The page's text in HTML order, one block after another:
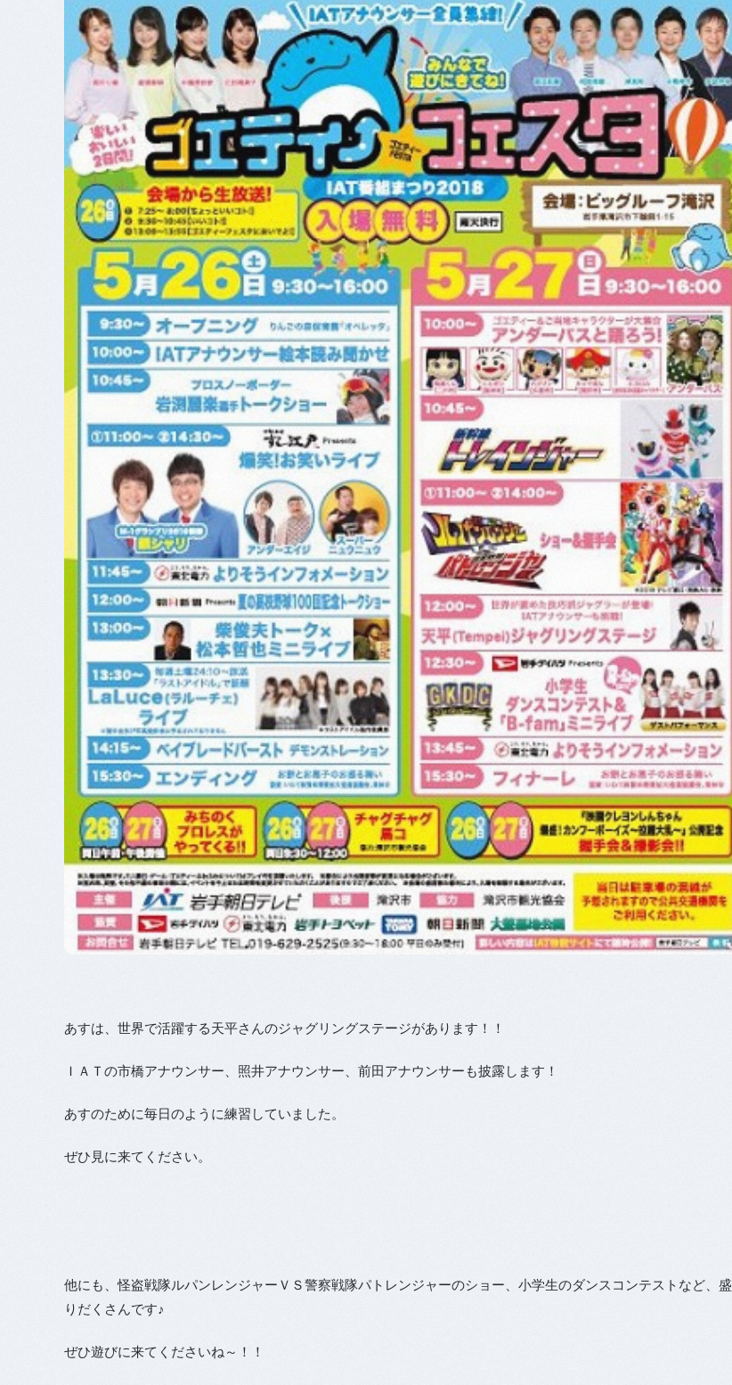
あすは、世界で活躍する天平さんのジャグリングステージがあります！！
ＩＡＴの市橋アナウンサー、照井アナウンサー、前田アナウンサーも披露します！
あすのために毎日のように練習していました。
ぜひ見に来てください。
他にも、怪盗戦隊ルパンレンジャーＶＳ警察戦隊パトレンジャーのショー、小学生のダンスコンテストなど、盛
りだくさんです♪
ぜひ遊びに来てくださいね～！！